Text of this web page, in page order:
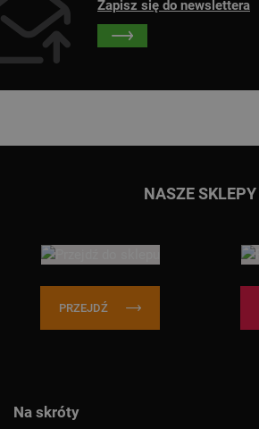
Zapisz się do newslettera
NASZE SKLEPY
PRZEJDŹ
Na skróty